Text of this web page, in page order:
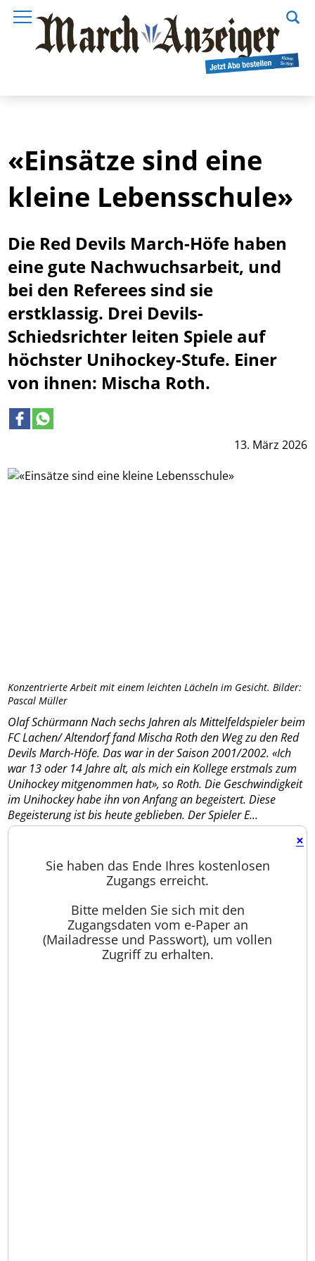
Konzentrierte Arbeit mit einem leichten Lächeln im Gesicht. Bilder:
Pascal Müller
13. März 2026
«Einsätze sind eine
kleine Lebensschule»
Die Red Devils March-Höfe haben
eine gute Nachwuchsarbeit, und
bei den Referees sind sie
erstklassig. Drei Devils-
Schiedsrichter leiten Spiele auf
höchster Unihockey-Stufe. Einer
von ihnen: Mischa Roth.
Olaf Schürmann Nach sechs Jahren als Mittelfeldspieler beim
FC Lachen/ Altendorf fand Mischa Roth den Weg zu den Red
Devils March-Höfe. Das war in der Saison 2001/2002. «Ich
war 13 oder 14 Jahre alt, als mich ein Kollege erstmals zum
Unihockey mitgenommen hat», so Roth. Die Geschwindigkeit
im Unihockey habe ihn von Anfang an begeistert. Diese
Begeisterung ist bis heute geblieben. Der Spieler E...
×
Sie haben das Ende Ihres kostenlosen
Zugangs erreicht.
Bitte melden Sie sich mit den
Zugangsdaten vom e-Paper an
(Mailadresse und Passwort), um vollen
Zugriff zu erhalten.